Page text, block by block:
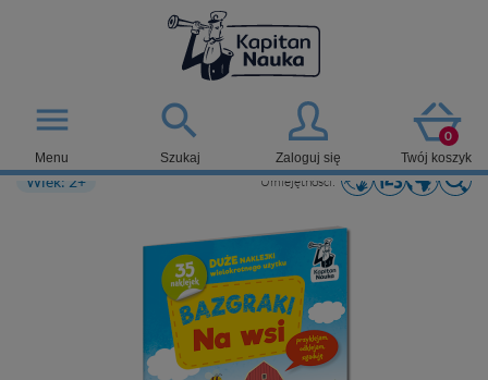

Szukaj Zaloguj się
0
Twój koszyk
menu
Menu
Wiek: 2+ Umiejętności: